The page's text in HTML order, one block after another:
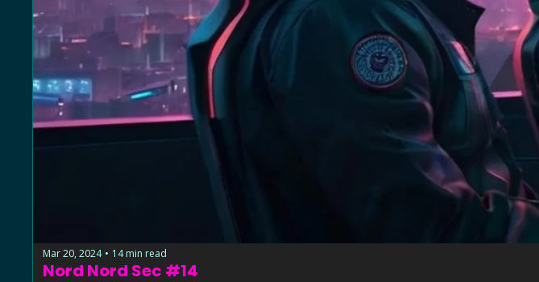
Mar 20, 2024 • 14 min read
Nord Nord Sec #14